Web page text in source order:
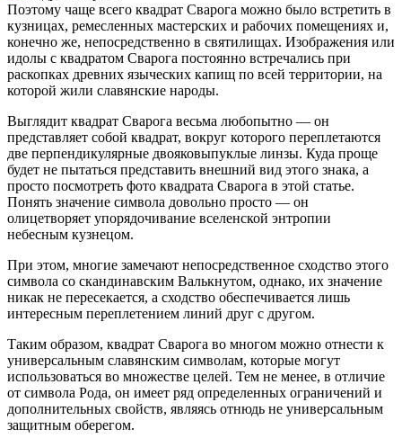
Поэтому чаще всего квадрат Сварога можно было встретить в
кузницах, ремесленных мастерских и рабочих помещениях и,
конечно же, непосредственно в святилищах. Изображения или
идолы с квадратом Сварога постоянно встречались при
раскопках древних языческих капищ по всей территории, на
которой жили славянские народы.
Выглядит квадрат Сварога весьма любопытно — он
представляет собой квадрат, вокруг которого переплетаются
две перпендикулярные двояковыпуклые линзы. Куда проще
будет не пытаться представить внешний вид этого знака, а
просто посмотреть фото квадрата Сварога в этой статье.
Понять значение символа довольно просто — он
олицетворяет упорядочивание вселенской энтропии
небесным кузнецом.
При этом, многие замечают непосредственное сходство этого
символа со скандинавским Валькнутом, однако, их значение
никак не пересекается, а сходство обеспечивается лишь
интересным переплетением линий друг с другом.
Таким образом, квадрат Сварога во многом можно отнести к
универсальным славянским символам, которые могут
использоваться во множестве целей. Тем не менее, в отличие
от символа Рода, он имеет ряд определенных ограничений и
дополнительных свойств, являясь отнюдь не универсальным
защитным оберегом.